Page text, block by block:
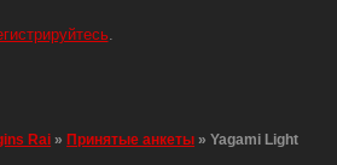
.
Rai »Принятые анкеты »Yagami Light